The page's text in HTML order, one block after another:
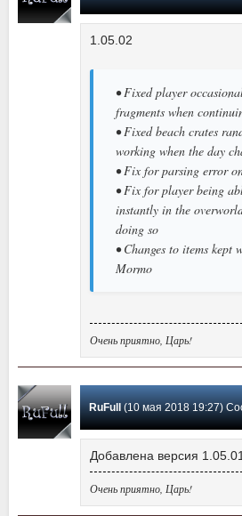
1.05.02
• Fixed player
fragments when
• Fixed beach crates
working when the day
• Fix for parsing error
• Fix for player being
instantly in the
doing so
• Changes to items kept
Mormo
Очень приятно, Царь!
RuFull(10 мая 2018 19:27)
Добавлена версия 1.05.01
Очень приятно, Царь!